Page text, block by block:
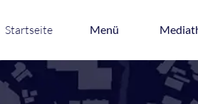
Startseite Menü